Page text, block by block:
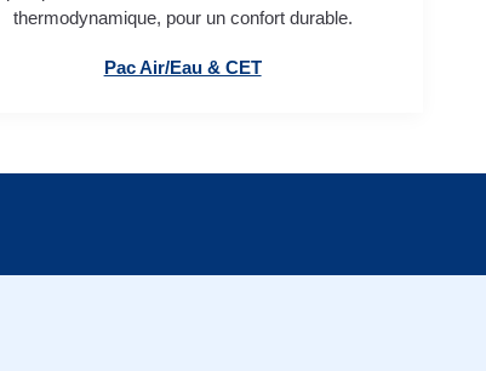
thermodynamique, pour un confort durable.
Pac Air/Eau & CET